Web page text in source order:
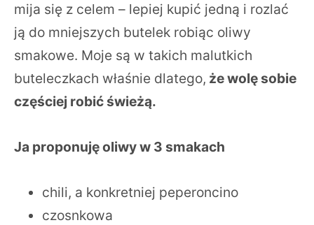
mija się z celem – lepiej kupić jedną i rozlać
ją do mniejszych butelek robiąc oliwy
smakowe. Moje są w takich malutkich
buteleczkach właśnie dlatego, że wolę sobie
częściej robić świeżą.
Ja proponuję oliwy w 3 smakach
chili, a konkretniej peperoncino
czosnkowa